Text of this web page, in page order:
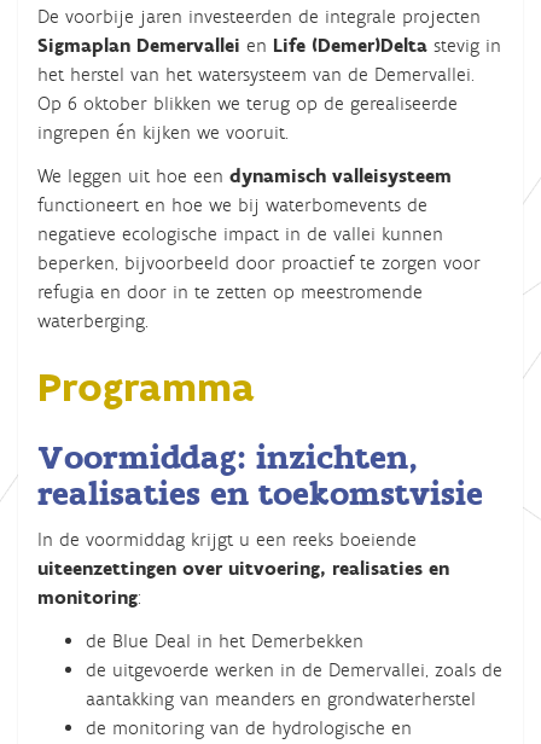
De voorbije jaren investeerden de integrale projecten
Sigmaplan Demervallei en Life (Demer)Delta stevig in
het herstel van het watersysteem van de Demervallei.
Op 6 oktober blikken we terug op de gerealiseerde
ingrepen én kijken we vooruit.
We leggen uit hoe een dynamisch valleisysteem
functioneert en hoe we bij waterbomevents de
negatieve ecologische impact in de vallei kunnen
beperken, bijvoorbeeld door proactief te zorgen voor
refugia en door in te zetten op meestromende
waterberging.
Programma
Voormiddag: inzichten,
realisaties en toekomstvisie
In de voormiddag krijgt u een reeks boeiende
uiteenzettingen over uitvoering, realisaties en
monitoring:
de Blue Deal in het Demerbekken
de uitgevoerde werken in de Demervallei, zoals de
aantakking van meanders en grondwaterherstel
de monitoring van de hydrologische en